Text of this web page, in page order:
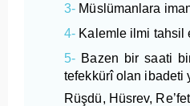
3- Müslümanlara
4- Kalemle ilmi tahsil
5- Bazen bir saati
tefekkürî olan ibadeti
Rüşdü, Hüsrev, Re’fet